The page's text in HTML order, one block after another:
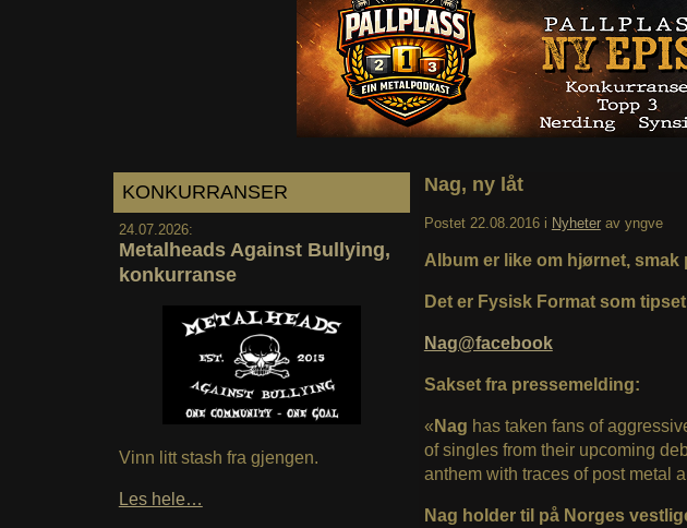
KONKURRANSER
24.07.2026:
Metalheads Against Bullying,
konkurranse
Vinn litt stash fra gjengen.
Les hele…
Nag, ny låt
Postet 22.08.2016 i Nyheter av yngve
Album er like om hjørnet, smak
Det er Fysisk Format som
Nag@facebook
Sakset fra pressemelding:
« Nag has taken fans of
of singles from their upcoming
anthem with traces of post metal
Nag holder til på Norges